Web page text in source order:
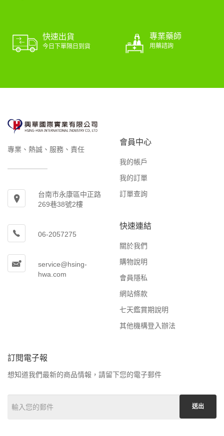
快速出貨
今日下單隔日到貨
專業藥師
用藥諮詢
專業、熱誠、服務、責任
台南市永康區中正路
269巷38號2樓
06-2057275
service@hsing-
hwa.com
會員中心
我的帳戶
我的訂單
訂單查詢
快速連結
關於我們
購物說明
會員隱私
網站條款
七天鑑賞期說明
其他機構登入辦法
訂閱電子報
想知道我們最新的商品情報，請留下您的電子郵件
送出